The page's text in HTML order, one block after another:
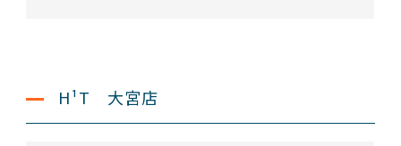
H¹T 大宮店